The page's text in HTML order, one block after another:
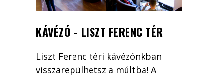
KÁVÉZÓ - LISZT FERENC TÉR
Liszt Ferenc téri kávézónkban
visszarepülhetsz a múltba! A